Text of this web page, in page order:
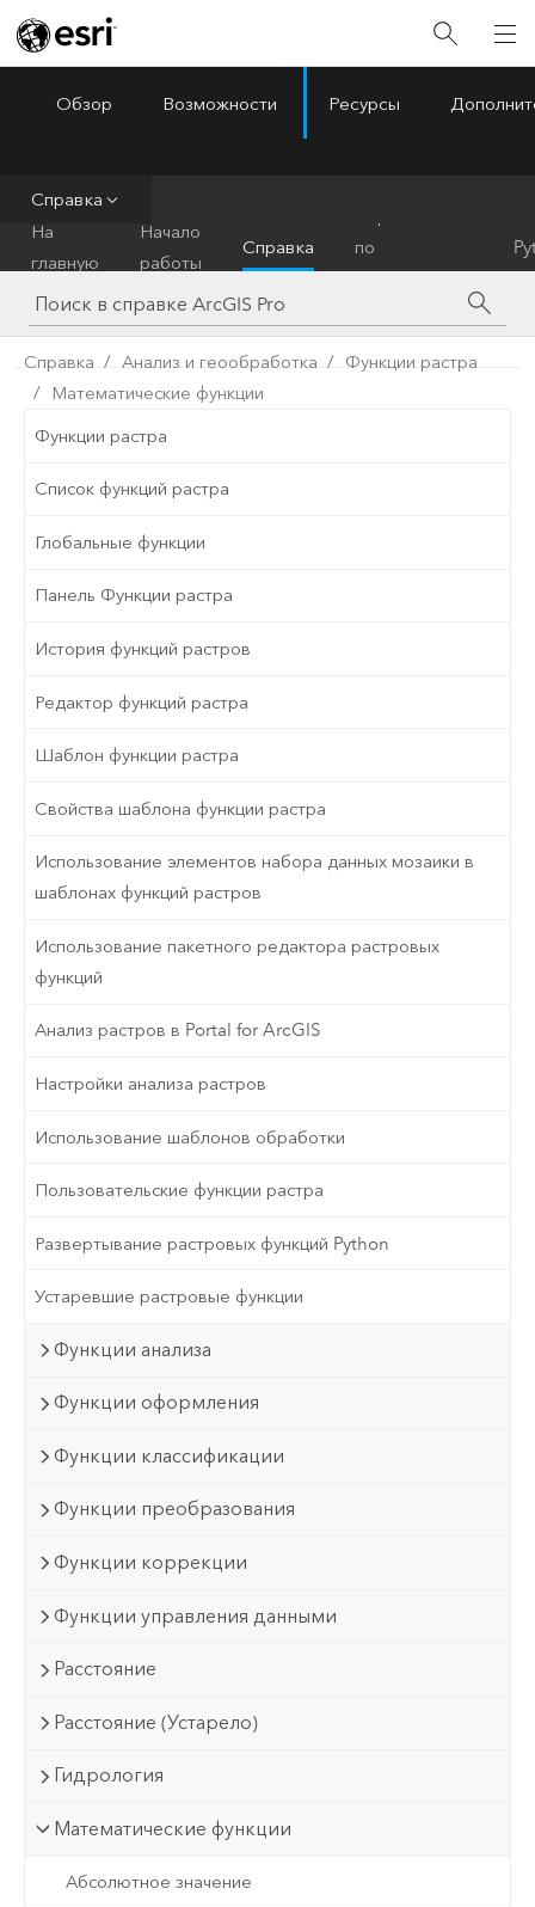
ArcGIS Pro
Обзор Возможности Ресурсы
Справка
На
главную
Начало
работы
Справка
по
инструментам
Справка Анализ и геообработка
Функции растра
Математические функции
Функции растра
Список функций растра
Глобальные функции
Панель Функции растра
История функций растров
Редактор функций растра
Шаблон функции растра
Свойства шаблона функции растра
Использование элементов набора данных мозаики в
шаблонах функций растров
Использование пакетного редактора растровых
функций
Анализ растров в Portal for ArcGIS
Настройки анализа растров
Использование шаблонов обработки
Пользовательские функции растра
Развертывание растровых функций Python
Устаревшие растровые функции
Функции анализа
Функции оформления
Функции классификации
Функции преобразования
Функции коррекции
Функции управления данными
Расстояние
Расстояние (Устарело)
Гидрология
Математические функции
Абсолютное значение